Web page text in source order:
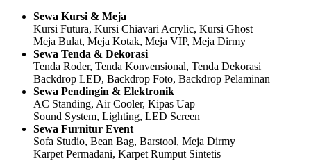
Sewa Kursi & Meja
Kursi Futura, Kursi Chiavari Acrylic, Kursi Ghost
Meja Bulat, Meja Kotak, Meja VIP, Meja Dirmy
Sewa Tenda & Dekorasi
Tenda Roder, Tenda Konvensional, Tenda Dekorasi
Backdrop LED, Backdrop Foto, Backdrop Pelaminan
Sewa Pendingin & Elektronik
AC Standing, Air Cooler, Kipas Uap
Sound System, Lighting, LED Screen
Sewa Furnitur Event
Sofa Studio, Bean Bag, Barstool, Meja Dirmy
Karpet Permadani, Karpet Rumput Sintetis